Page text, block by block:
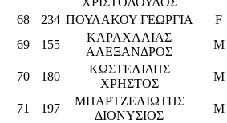
68
234 ΠΟΥΛΑΚΟΥ ΓΕΩΡΓΙΑ F
69
155
ΚΑΡΑΧΑΛΙΑΣ
ΑΛΕΞΑΝΔΡΟΣ
M
70 180
ΚΩΣΤΕΛΙΔΗΣ
ΧΡΗΣΤΟΣ
M
71 197
ΜΠΑΡΤΖΕΛΙΩΤΗΣ
ΔΙΟΝΥΣΙΟΣ
M